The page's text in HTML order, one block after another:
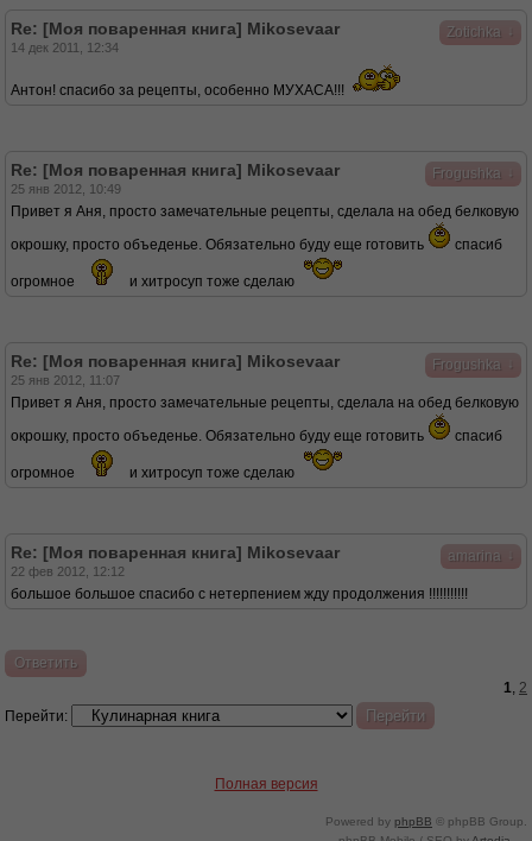
Zotichka
Re: [Моя поваренная книга] Mikosevaar
14 дек 2011, 12:34
Антон! спасибо за рецепты, особенно МУХАСА!!!
Frogushka
Re: [Моя поваренная книга] Mikosevaar
25 янв 2012, 10:49
Привет я Аня, просто замечательные рецепты, сделала на обед белковую
окрошку, просто объеденье. Обязательно буду еще готовить
спасиб
огромное и хитросуп тоже сделаю
Frogushka
Re: [Моя поваренная книга] Mikosevaar
25 янв 2012, 11:07
Привет я Аня, просто замечательные рецепты, сделала на обед белковую
окрошку, просто объеденье. Обязательно буду еще готовить
спасиб
огромное и хитросуп тоже сделаю
amarina
Re: [Моя поваренная книга] Mikosevaar
22 фев 2012, 12:12
большое большое спасибо с нетерпением жду продолжения !!!!!!!!!!!
Ответить
1, 2
Перейти:
Полная версия
Powered by phpBB © phpBB Group.